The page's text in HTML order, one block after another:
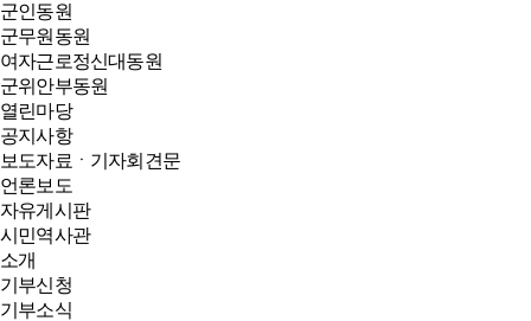
군인동원
군무원동원
여자근로정신대동원
군위안부동원
열린마당
공지사항
보도자료ㆍ기자회견문
언론보도
자유게시판
시민역사관
소개
기부신청
기부소식